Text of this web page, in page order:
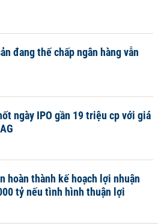
đang thế chấp ngân hàng vẫn
ngày IPO gần 19 triệu cp với giá
hoàn thành kế hoạch lợi nhuận
tỷ nếu tình hình thuận lợi